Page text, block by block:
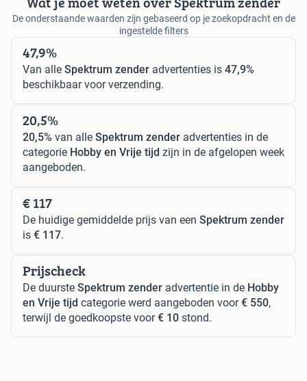
De onderstaande waarden zijn gebaseerd op je zoekopdracht en de
ingestelde filters
47,9%
Van alle Spektrum zender advertenties is 47,9%
beschikbaar voor verzending.
20,5%
20,5% van alle Spektrum zender advertenties in de
categorie Hobby en Vrije tijd zijn in de afgelopen week
aangeboden.
€ 117
De huidige gemiddelde prijs van een Spektrum zender
is € 117.
Prijscheck
De duurste Spektrum zender advertentie in de Hobby
en Vrije tijd categorie werd aangeboden voor€ 550,
terwijl de goedkoopste voor€ 10 stond.